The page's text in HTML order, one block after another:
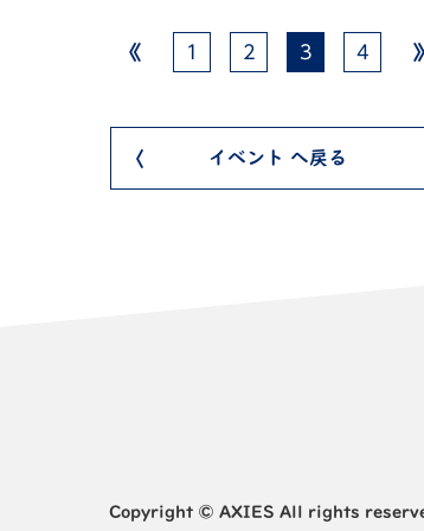
1 2 3 4
イベント へ戻る
Copyright © AXIES All rights